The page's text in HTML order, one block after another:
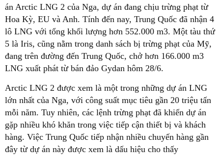
án Arctic LNG 2 của Nga, dự án đang chịu trừng phạt từ
Hoa Kỳ, EU và Anh. Tính đến nay, Trung Quốc đã nhận 4
lô LNG với tổng khối lượng hơn 552.000 m3. Một tàu thứ
5 là Iris, cũng nằm trong danh sách bị trừng phạt của Mỹ,
đang trên đường đến Trung Quốc, chở hơn 166.000 m3
LNG xuất phát từ bán đảo Gydan hôm 28/6.
Arctic LNG 2 được xem là một trong những dự án LNG
lớn nhất của Nga, với công suất mục tiêu gần 20 triệu tấn
mỗi năm. Tuy nhiên, các lệnh trừng phạt đã khiến dự án
gặp nhiều khó khăn trong việc tiếp cận thiết bị và khách
hàng. Việc Trung Quốc tiếp nhận nhiều chuyến hàng gần
đây từ dự án này được xem là dấu hiệu cho thấy